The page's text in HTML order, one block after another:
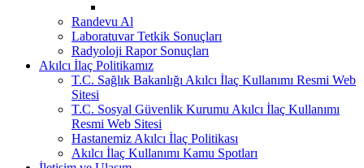
Randevu Al
Laboratuvar Tetkik Sonuçları
Radyoloji Rapor Sonuçları
Akılcı İlaç Politikamız
T.C. Sağlık Bakanlığı Akılcı İlaç Kullanımı Resmi Web
Sitesi
T.C. Sosyal Güvenlik Kurumu Akılcı İlaç Kullanımı
Resmi Web Sitesi
Hastanemiz Akılcı İlaç Politikası
Akılcı İlaç Kullanımı Kamu Spotları